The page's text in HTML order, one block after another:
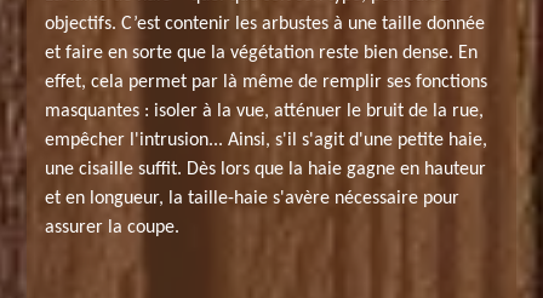
objectifs. C’est contenir les arbustes à une taille donnée
et faire en sorte que la végétation reste bien dense. En
effet, cela permet par là même de remplir ses fonctions
masquantes : isoler à la vue, atténuer le bruit de la rue,
empêcher l'intrusion... Ainsi, s'il s'agit d'une petite haie,
une cisaille suffit. Dès lors que la haie gagne en hauteur
et en longueur, la taille-haie s'avère nécessaire pour
assurer la coupe.